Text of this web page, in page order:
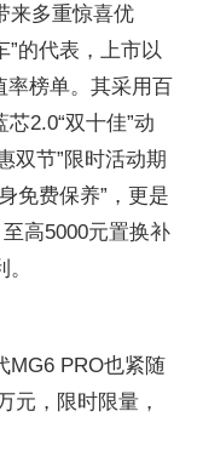
来多重惊喜优
”的代表，上市以
率榜单。其采用百
2.0“双十佳”动
双节”限时活动期
免费保养”，更是
高5000元置换补
MG6 PRO也紧随
元，限时限量，